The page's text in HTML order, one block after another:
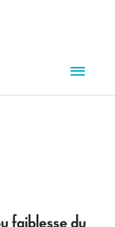
faiblesse du